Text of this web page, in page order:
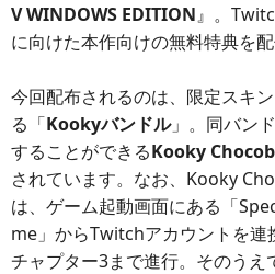
V WINDOWS EDITION』。
に向けた本作向けの無料特典を配
今回配布されるのは、限定スキ
る「Kookyバンドル」。同バン
することができるKooky
されています。なお、Kooky
は、ゲーム起動画面にある「
me」からTwitchアカウントを連
チャプター3まで進行。そのうえ